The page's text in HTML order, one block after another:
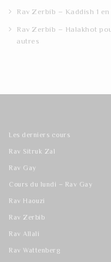
Rav Zerbib – Kaddish 1
Rav Zerbib – Halakhot
autres
Les derniers cours
Rav Sitruk Zal
Rav Gay
Cours du lundi – Rav Gay
Rav Haouzi
Rav Zerbib
Rav Allali
Rav Wattenberg